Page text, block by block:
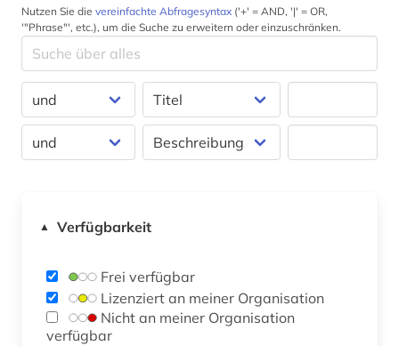
Nutzen Sie die vereinfachte Abfragesyntax ('+' = AND, '|' = OR,
'"Phrase"', etc.), um die Suche zu erweitern oder einzuschränken.
▲ Verfügbarkeit
Frei verfügbar
Lizenziert an meiner Organisation
verfügbar